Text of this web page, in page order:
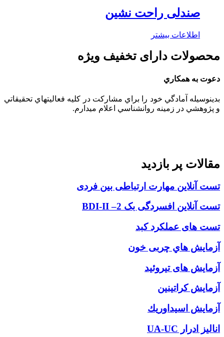
صندلی راحت نشین
اطلاعات بیشتر
محصولات دارای تخفیف ویژه
دعوت به همكاري
بدينوسيله آمادگي خود را براي مشاركت در كليه فعاليتهاي تحقيقاتي
و پژوهشي در زمينه روانشناسي اعلام ميدارم.
مقالات پر بازديد
تست آنلاین مهارت ارتباطی بین فردی
تست آنلاين افسردگی بک 2– BDI-II
تست های عملکرد کبد
آزمایش هاي چربی خون
آزمایش های تیروئید
آزمايش كراتينين
آزمايش اسيداوريك
انالیز ادرار UA-UC